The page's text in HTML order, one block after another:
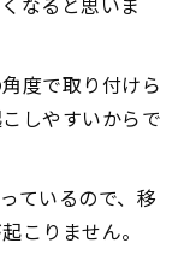
度で取り付けら
しやすいからで
ているので、移
こりません。